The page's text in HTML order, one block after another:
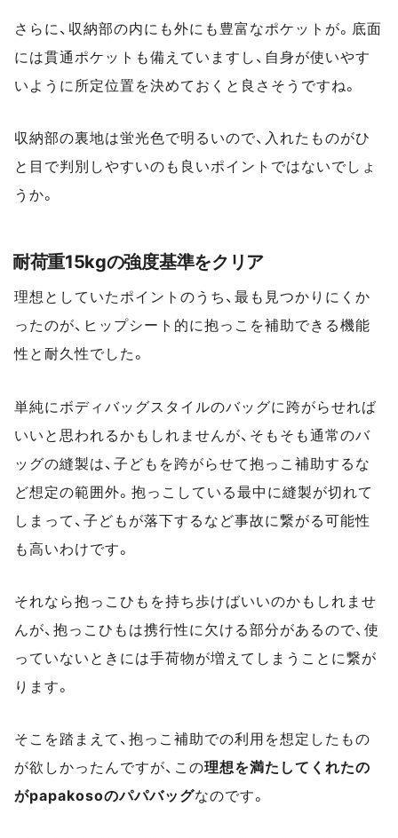
さらに、収納部の内にも外にも豊富なポケットが。底面
には貫通ポケットも備えていますし、自身が使いやす
いように所定位置を決めておくと良さそうですね。
収納部の裏地は蛍光色で明るいので、入れたものがひ
と目で判別しやすいのも良いポイントではないでしょ
うか。
耐荷重15kgの強度基準をクリア
理想としていたポイントのうち、最も見つかりにくか
ったのが、ヒップシート的に抱っこを補助できる機能
性と耐久性でした。
単純にボディバッグスタイルのバッグに跨がらせれば
いいと思われるかもしれませんが、そもそも通常のバ
ッグの縫製は、子どもを跨がらせて抱っこ補助するな
ど想定の範囲外。抱っこしている最中に縫製が切れて
しまって、子どもが落下するなど事故に繋がる可能性
も高いわけです。
それなら抱っこひもを持ち歩けばいいのかもしれませ
んが、抱っこひもは携行性に欠ける部分があるので、使
っていないときには手荷物が増えてしまうことに繋が
ります。
そこを踏まえて、抱っこ補助での利用を想定したもの
が欲しかったんですが、この理想を満たしてくれたの
がpapakosoのパパバッグなのです。